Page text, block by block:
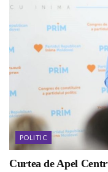
POLITIC
Curtea de Apel